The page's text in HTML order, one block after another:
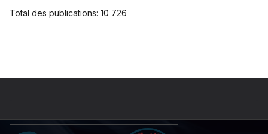
Total des publications: 10 726